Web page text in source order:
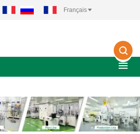
Français